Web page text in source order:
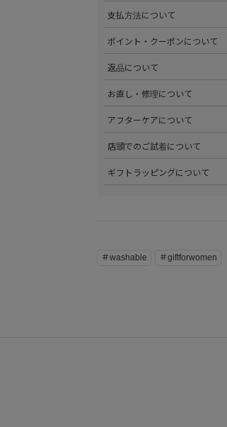
ださい。
支払方法について
・クレジットカード払い（
・PayPay
分割払いやご利用可能なクレ
ポイント・クーポンについて
す。
発行中のクーポンはマイペー
返品について
確認ください。
お直し・修理について
>修理については内容を確認
詳しくはこちらをご覧ください
アフターケアについて
店頭でのご試着について
くはこちらをご覧ください。
ギフトラッピングについて
＃washable ＃giftforwomen